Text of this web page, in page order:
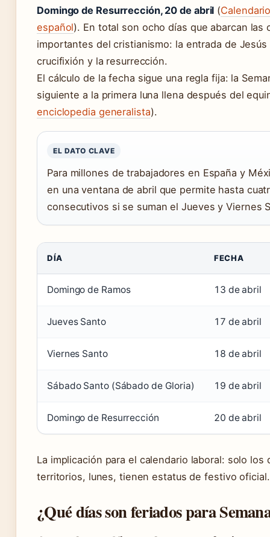
Domingo de Resurrección, 20 de abril (
español). En total son ocho días que abarcan las
importantes del cristianismo: la entrada de
crucifixión y la resurrección.
El cálculo de la fecha sigue una regla fija: la
siguiente a la primera luna llena después del
enciclopedia generalista).
EL DATO CLAVE
Para millones de trabajadores en España y
en una ventana de abril que permite hasta
consecutivos si se suman el Jueves y Viernes
DÍA FECHA
Domingo de Ramos 13 de abril
Jueves Santo 17 de abril
Viernes Santo 18 de abril
Sábado Santo (Sábado de Gloria) 19 de abril
Domingo de Resurrección 20 de abril
La implicación para el calendario laboral: solo
territorios, lunes, tienen estatus de festivo oficial.
¿Qué días son feriados para